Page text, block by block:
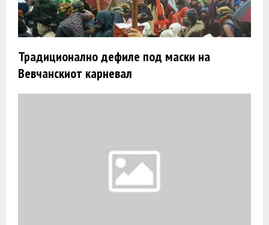
Традиционално дефиле под маски на
Вевчанскиот карневал